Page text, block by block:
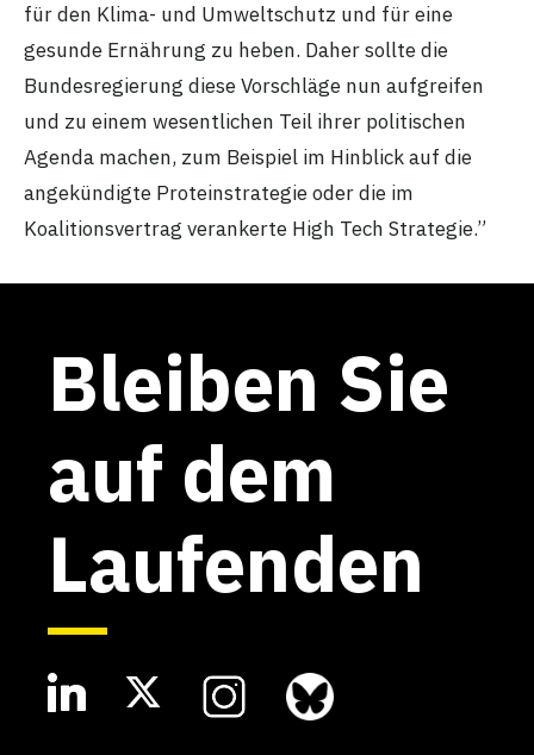
für den Klima- und Umweltschutz und für eine
gesunde Ernährung zu heben. Daher sollte die
Bundesregierung diese Vorschläge nun aufgreifen
und zu einem wesentlichen Teil ihrer politischen
Agenda machen, zum Beispiel im Hinblick auf die
angekündigte Proteinstrategie oder die im
Koalitionsvertrag verankerte High Tech Strategie.”
Bleiben Sie
auf dem
Laufenden